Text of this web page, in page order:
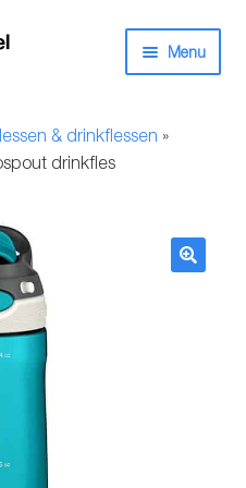
Menu
& drinkflessen »
drinkfles